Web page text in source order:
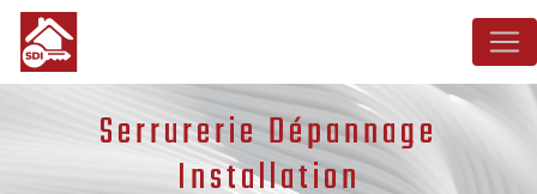
Panneau de gestion des cookies
Serrurerie Dépannage
Installation